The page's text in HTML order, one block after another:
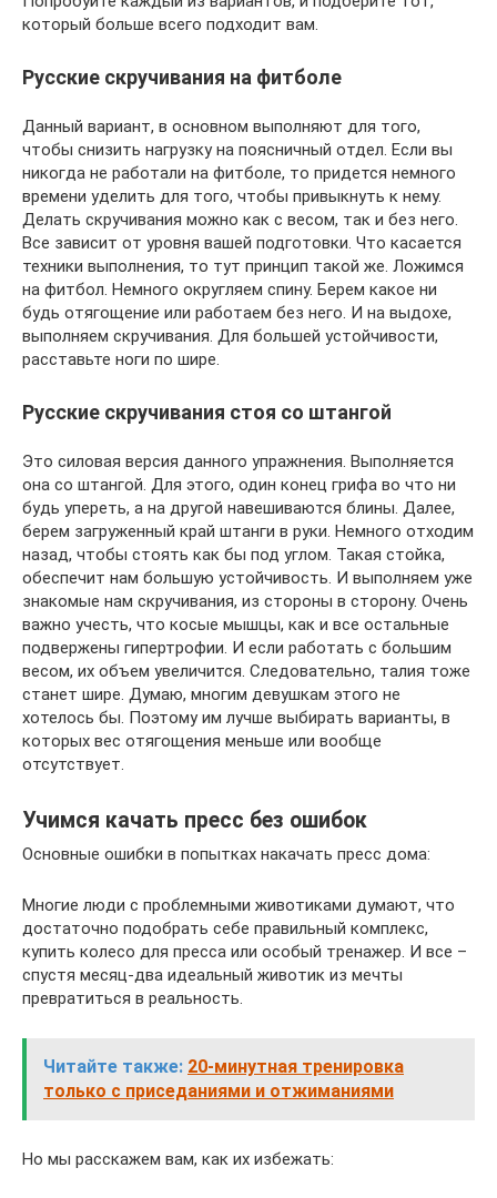
который больше всего подходит вам.
Русские скручивания на фитболе
Данный вариант, в основном выполняют для того,
чтобы снизить нагрузку на поясничный отдел. Если вы
никогда не работали на фитболе, то придется немного
времени уделить для того, чтобы привыкнуть к нему.
Делать скручивания можно как с весом, так и без него.
Все зависит от уровня вашей подготовки. Что касается
техники выполнения, то тут принцип такой же. Ложимся
на фитбол. Немного округляем спину. Берем какое ни
будь отягощение или работаем без него. И на выдохе,
выполняем скручивания. Для большей устойчивости,
расставьте ноги по шире.
Русские скручивания стоя со штангой
Это силовая версия данного упражнения. Выполняется
она со штангой. Для этого, один конец грифа во что ни
будь упереть, а на другой навешиваются блины. Далее,
берем загруженный край штанги в руки. Немного отходим
назад, чтобы стоять как бы под углом. Такая стойка,
обеспечит нам большую устойчивость. И выполняем уже
знакомые нам скручивания, из стороны в сторону. Очень
важно учесть, что косые мышцы, как и все остальные
подвержены гипертрофии. И если работать с большим
весом, их объем увеличится. Следовательно, талия тоже
станет шире. Думаю, многим девушкам этого не
хотелось бы. Поэтому им лучше выбирать варианты, в
которых вес отягощения меньше или вообще
отсутствует.
Учимся качать пресс без ошибок
Основные ошибки в попытках накачать пресс дома:
Многие люди с проблемными животиками думают, что
достаточно подобрать себе правильный комплекс,
купить колесо для пресса или особый тренажер. И все –
спустя месяц-два идеальный животик из мечты
превратиться в реальность.
Читайте также: 20-минутная тренировка
только с приседаниями и отжиманиями
Но мы расскажем вам, как их избежать: